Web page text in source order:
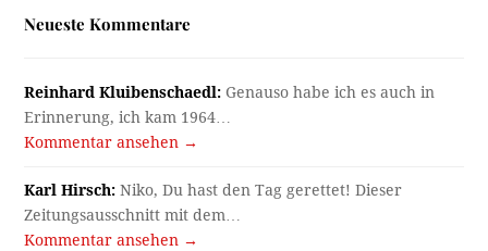
Neueste Kommentare
Reinhard Kluibenschaedl: Genauso habe ich es auch in
Erinnerung, ich kam 1964…
Kommentar ansehen →
Karl Hirsch: Niko, Du hast den Tag gerettet! Dieser
Zeitungsausschnitt mit dem…
Kommentar ansehen →